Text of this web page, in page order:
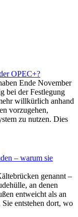
OPEC+?
Ende November
bei der Festlegung
willkürlich anhand
vorzugehen,
zu nutzen. Dies
– warum sie
genannt –
an denen
entweicht als an
entstehen dort, wo